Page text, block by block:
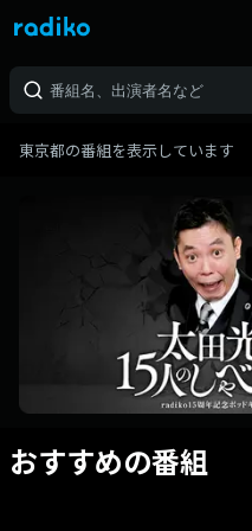
東京都の番組を表示しています
おすすめの番組